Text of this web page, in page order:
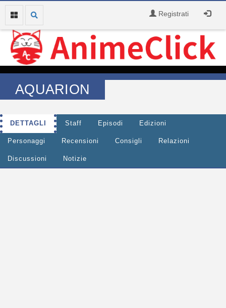
Registrati
AQUARION
DETTAGLI Staff Episodi Edizioni
Personaggi Recensioni Consigli Relazioni
Discussioni Notizie